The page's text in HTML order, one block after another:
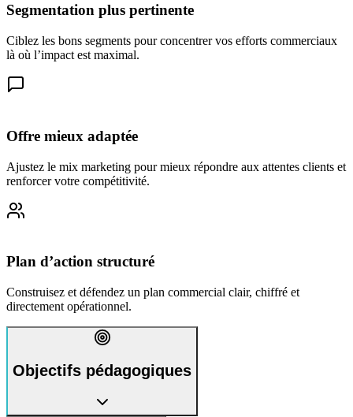
Segmentation plus pertinente
Ciblez les bons segments pour concentrer vos efforts commerciaux
là où l’impact est maximal.
Offre mieux adaptée
Ajustez le mix marketing pour mieux répondre aux attentes clients et
renforcer votre compétitivité.
Plan d’action structuré
Construisez et défendez un plan commercial clair, chiffré et
directement opérationnel.
Objectifs pédagogiques